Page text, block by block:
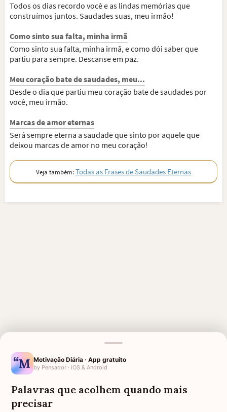
Todos os dias recordo você e as lindas memórias que
construímos juntos. Saudades suas, meu irmão!
Como sinto sua falta, minha irmã
Como sinto sua falta, minha irmã, e como dói saber que
partiu para sempre. Descanse em paz.
Meu coração bate de saudades, meu...
Desde o dia que partiu meu coração bate de saudades por
você, meu irmão.
Marcas de amor eternas
Será sempre eterna a saudade que sinto por aquele que
deixou marcas de amor no meu coração!
Veja também:Todas as Frases de Saudades Eternas
SAUDADE DA AVÓ
Motivação Diária · App gratuito
by Pensador · iOS & Android
Palavras que acolhem quando mais
precisar